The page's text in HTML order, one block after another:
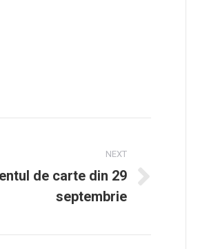
NEXT
de carte din 29
septembrie